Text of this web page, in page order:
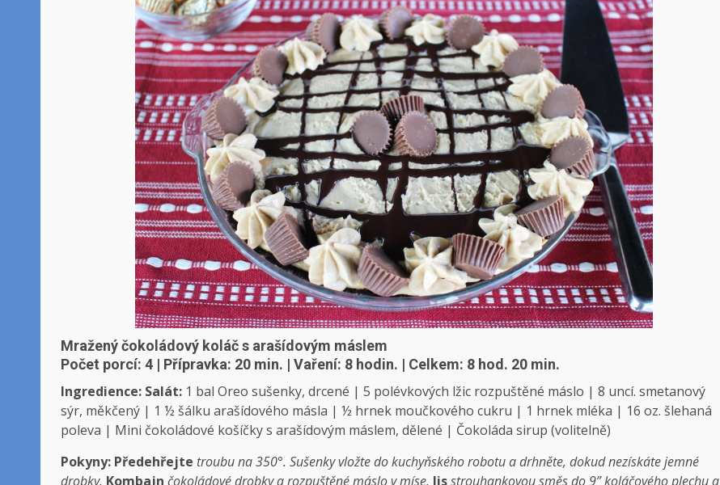
Mražený čokoládový koláč s arašídovým máslem
Počet porcí: 4 | Přípravka: 20 min. | Vaření: 8 hodin. | Celkem: 8 hod. 20 min.
Ingredience: Salát: 1 bal Oreo sušenky, drcené | 5 polévkových lžic rozpuštěné máslo | 8 uncí. smetanový
sýr, měkčený | 1 ½ šálku arašídového másla | ½ hrnek moučkového cukru | 1 hrnek mléka | 16 oz. šlehaná
poleva | Mini čokoládové košíčky s arašídovým máslem, dělené | Čokoláda sirup (volitelně)
Pokyny: Předehřejte troubu na 350°. Sušenky vložte do kuchyňského robotu a drhněte, dokud nezískáte jemné
drobky. Kombajn čokoládové drobky a rozpuštěné máslo v míse. lisstrouhankovou směs do 9” koláčového plechu a